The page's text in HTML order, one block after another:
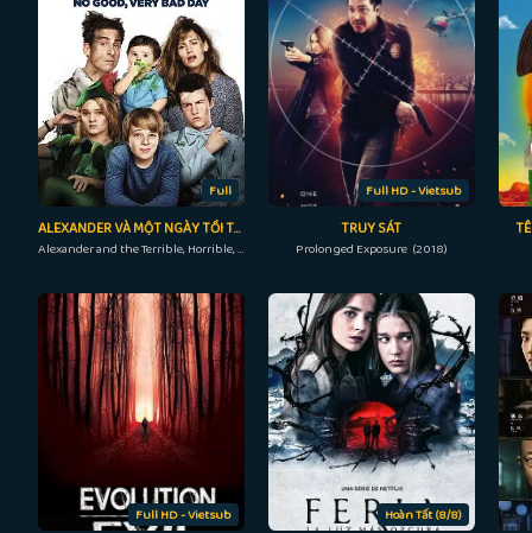
Full
ALEXANDER VÀ MỘT NGÀY TỒI TỆ, KINH KHỦNG, CHÁN NẢN, BỰC BỘI
Alexander and the Terrible, Horrible, No Good, Very Bad Day (2014)
Full HD - Vietsub
TRUY SÁT
Prolonged Exposure (2018)
Full HD - Vietsub Hoàn Tất (8/8)